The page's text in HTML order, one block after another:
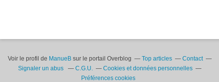
Voir le profil de ManueBsur le portail Overblog Top articles
Contact
Signaler un abus
C.G.U.
Cookies et données personnelles
Préférences cookies